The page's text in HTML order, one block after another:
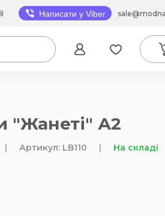
Написати у Viber
"Жанеті" А2
| Артикул: LB110 | На складі